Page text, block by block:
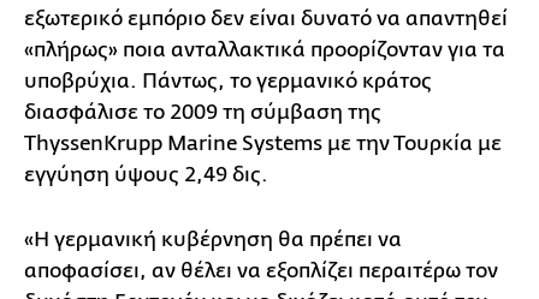
εξωτερικό εμπόριο δεν είναι δυνατό να απαντηθεί
«πλήρως» ποια ανταλλακτικά προορίζονταν για τα
υποβρύχια. Πάντως, το γερμανικό κράτος
διασφάλισε το 2009 τη σύμβαση της
ThyssenKrupp Marine Systems με την Τουρκία με
εγγύηση ύψους 2,49 δις.
«Η γερμανική κυβέρνηση θα πρέπει να
αποφασίσει, αν θέλει να εξοπλίζει περαιτέρω τον